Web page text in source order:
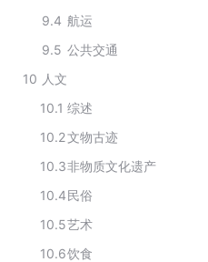
9.4 航运
9.5 公共交通
10 人文
10.1 综述
10.2文物古迹
10.3非物质文化遗产
10.4民俗
10.5艺术
10.6饮食